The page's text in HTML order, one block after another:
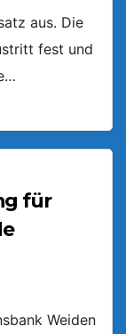
aus. Die
fest und
für
Weiden